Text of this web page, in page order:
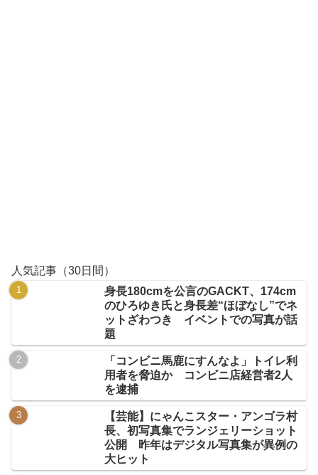
人気記事（30日間）
身長180cmを公言のGACKT、174cm
のひろゆき氏と身長差“ほぼなし”でネ
ットざわつき イベントでの写真が話
題
「コンビニ馬鹿にすんなよ」トイレ利
用者を脅迫か コンビニ店経営者2人
を逮捕
【芸能】にゃんこスター・アンゴラ村
長、初写真集でランジェリーショット
公開 昨年はデジタル写真集が異例の
大ヒット